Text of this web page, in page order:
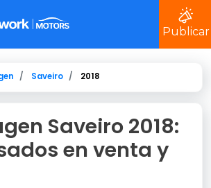
Publicar
Saveiro 2018
Saveiro 2018:
en venta y